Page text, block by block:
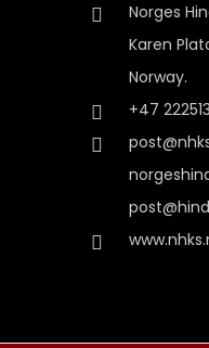
Norges
Karen
Norway.
+47